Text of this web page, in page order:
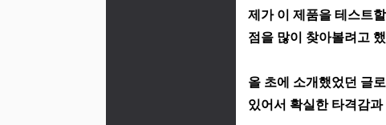
제가 이 제품을 테스트
점을 많이 찾아볼려고
올 초에 소개했었던 글
있어서 확실한 타격감